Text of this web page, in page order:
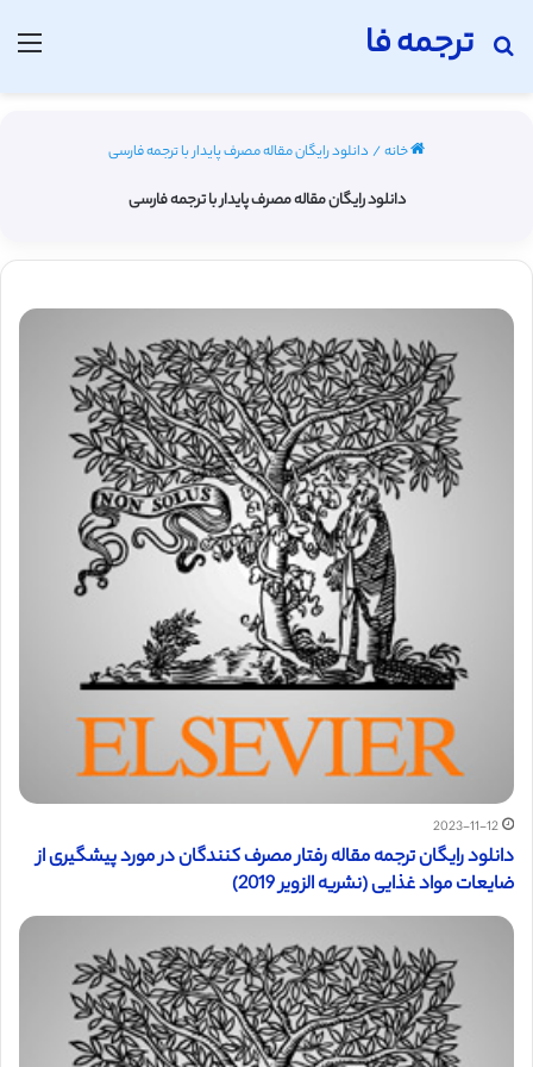
ترجمه فا
جستجو برای
خانه/ دانلود رایگان مقاله مصرف پایدار با ترجمه فارسی
دانلود رایگان مقاله مصرف پایدار با ترجمه فارسی
2023-11-12
دانلود رایگان ترجمه مقاله رفتار مصرف کنندگان در مورد پیشگیری از
ضایعات مواد غذایی (نشریه الزویر 2019)